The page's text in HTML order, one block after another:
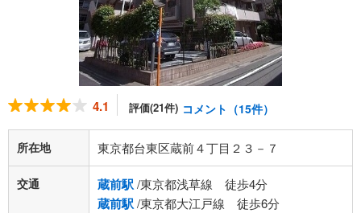
4.1 評価(21件) コメント（15件）
所在地 東京都台東区蔵前４丁目２３－７
交通 蔵前駅/東京都浅草線 徒歩4分
蔵前駅/東京都大江戸線 徒歩6分